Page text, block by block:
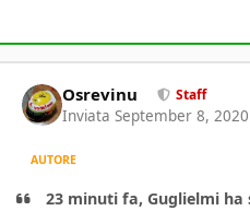
Osrevinu Staff
Inviata September 8,
AUTORE
23 minuti fa, Guglielmi ha